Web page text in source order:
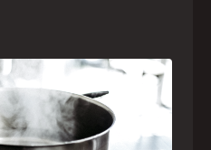
para se
de queimaduras